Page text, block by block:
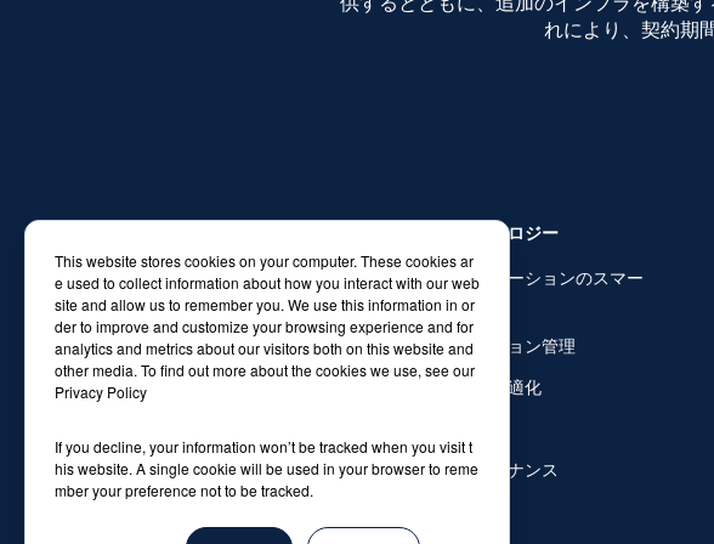
This website stores cookies on your computer. These cookies ar
e used to collect information about how you interact with our web
site and allow us to remember you. We use this information in or
der to improve and customize your browsing experience and for
analytics and metrics about our visitors both on this website and
other media. To find out more about the cookies we use, see our
Privacy Policy
If you decline, your information won’t be tracked when you visit t
his website. A single cookie will be used in your browser to reme
mber your preference not to be tracked.
れにより、契約期
荷物搬送のための自律ロボット
インテリジェントなロボットで、荷物搬送の工程を
自動化し、物流の現場を革新します。
テクノロジー
ナビゲーションのスマー
ト管理
ミッション管理
荷物最適化
メンテナンス